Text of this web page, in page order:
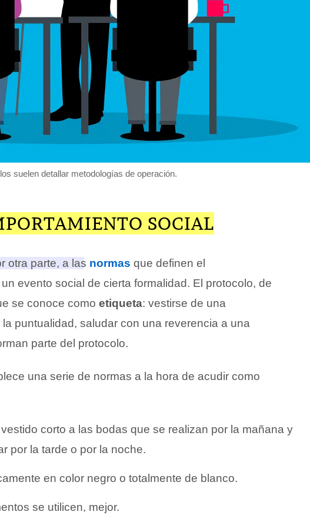
suelen detallar metodologías de operación.
SOCIAL
otra parte, a las normas que definen el
evento social de cierta formalidad. El protocolo, de
se conoce como etiqueta: vestirse de una
puntualidad, saludar con una reverencia a una
parte del protocolo.
una serie de normas a la hora de acudir como
corto a las bodas que se realizan por la mañana y
por la tarde o por la noche.
en color negro o totalmente de blanco.
se utilicen, mejor.